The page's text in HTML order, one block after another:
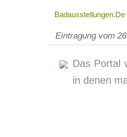
Badausstellungen.de
Eintragung vom
Das Portal
in denen